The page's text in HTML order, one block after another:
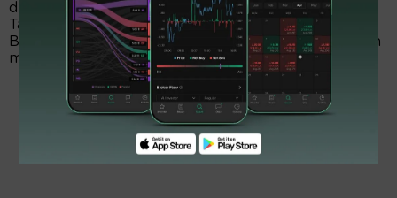
diminta dalam Rapat Umum Pemegang Saham
Tahunan (RUPST) pada 22 Mei 2025 mendatang.
Buyback dinilai tidak menyebabkan kekayaan bersih
menjadi lebih kecil dari jumlah modal.